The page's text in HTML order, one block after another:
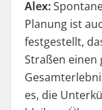
Alex:
Planung ist
festgestellt,
Straßen einen
es, die